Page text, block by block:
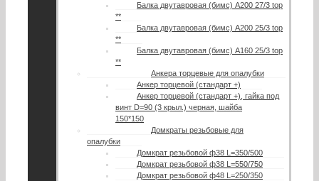
Балка двутавровая (бимс) А200 27/3 top
**
Балка двутавровая (бимс) A200 25/3 top
**
Балка двутавровая (бимс) A160 25/3 top
**
Анкера торцевые для опалубки
Анкер торцевой (стандарт +)
Анкер торцевой (стандарт +), гайка под
винт D=90 (3 крыл.) черная, шайба
150*150
Домкраты резьбовые для
опалубки
Домкрат резьбовой ф38 L=350/500
Домкрат резьбовой ф38 L=550/750
Домкрат резьбовой ф48 L=250/350